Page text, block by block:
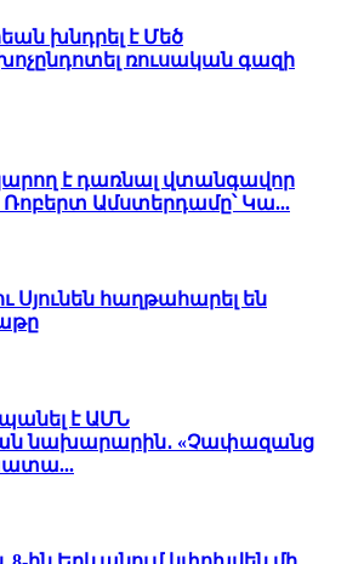
խնդրել է Մեծ
ռուսական գազի
է դառնալ վտանգավոր
Ռոբերտ Ամստերդամը՝ Կա...
Սյունեն հաղթահարել են
է ԱՄՆ
նախարարին․ «Չափազանց